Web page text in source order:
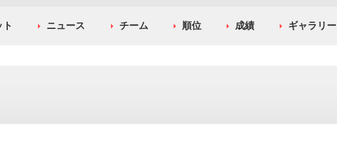
ニュース チーム 順位 成績 ギャラリー